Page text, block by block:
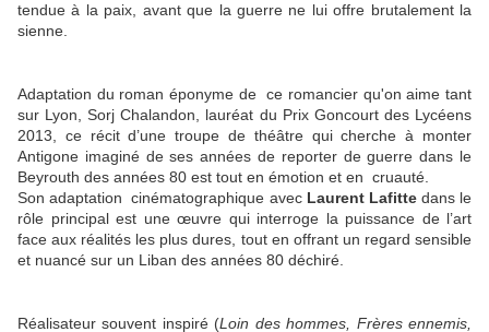
tendue à la paix, avant que la guerre ne lui offre brutalement la
sienne.
Adaptation du roman éponyme de ce romancier qu'on aime tant
sur Lyon, Sorj Chalandon, lauréat du Prix Goncourt des Lycéens
2013, ce récit d’une troupe de théâtre qui cherche à monter
Antigone imaginé de ses années de reporter de guerre dans le
Beyrouth des années 80 est tout en émotion et en cruauté.
Son adaptation cinématographique avec Laurent Lafittedans le
rôle principal est une œuvre qui interroge la puissance de l’art
face aux réalités les plus dures, tout en offrant un regard sensible
et nuancé sur un Liban des années 80 déchiré.
Réalisateur souvent inspiré (Loin des hommes, Frères ennemis,